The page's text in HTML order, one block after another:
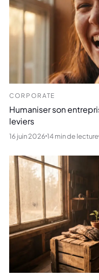
CORPORATE
Humaniser son
leviers
16 juin 2026 14 min de lecture